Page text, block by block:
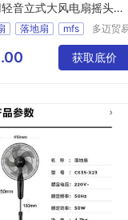
音立式大风电扇摇头节
落地扇
mfs
多迈贸
有限公司
获取底价